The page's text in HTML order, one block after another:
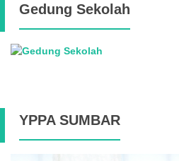
Gedung Sekolah
YPPA SUMBAR